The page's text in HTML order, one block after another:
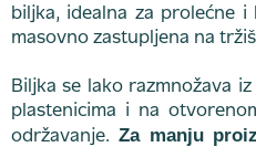
biljka, idealna za prolećne
masovno zastupljena na
Biljka se lako razmnožava
plastenicima i na
održavanje. Za manju